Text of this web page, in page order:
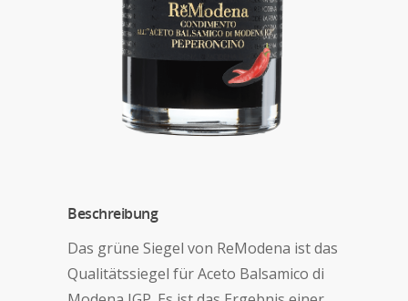
Beschreibung
Das grüne Siegel von ReModena ist das
Qualitätssiegel für Aceto Balsamico di